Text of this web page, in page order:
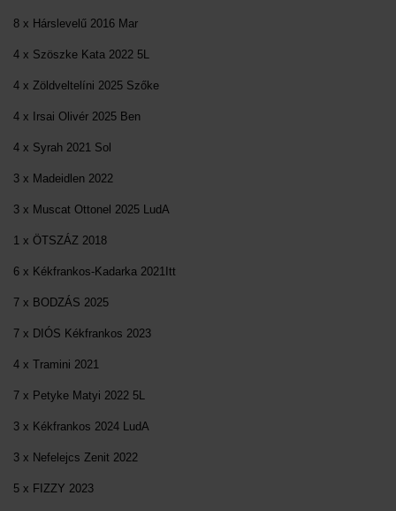
8 x Hárslevelű 2016 Mar
4 x Szöszke Kata 2022 5L
4 x Zöldveltelíni 2025 Szőke
4 x Irsai Olivér 2025 Ben
4 x Syrah 2021 Sol
3 x Madeidlen 2022
3 x Muscat Ottonel 2025 LudA
1 x ÖTSZÁZ 2018
6 x Kékfrankos-Kadarka 2021Itt
7 x BODZÁS 2025
7 x DIÓS Kékfrankos 2023
4 x Tramini 2021
7 x Petyke Matyi 2022 5L
3 x Kékfrankos 2024 LudA
3 x Nefelejcs Zenit 2022
5 x FIZZY 2023